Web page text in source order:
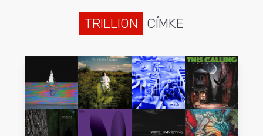
INTERJÚK
PREMIEREK
KULT
TRILLION CÍMKE